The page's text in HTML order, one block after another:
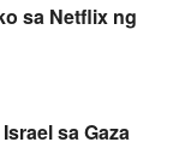
sa Netflix ng
sa Gaza